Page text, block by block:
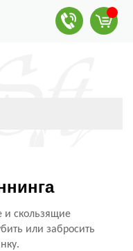
и скользящие
или забросить